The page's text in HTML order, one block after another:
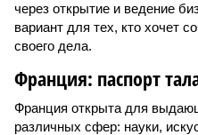
через открытие и ведение
вариант для тех, кто хочет
своего дела.
Франция: паспорт
Франция открыта для
различных сфер: науки,